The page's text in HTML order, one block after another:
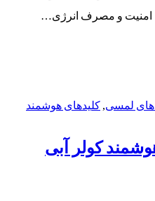
امنیت و مصرف ͏انرژی…
لمسی, کلیدهای هوشمند
کولر آبی